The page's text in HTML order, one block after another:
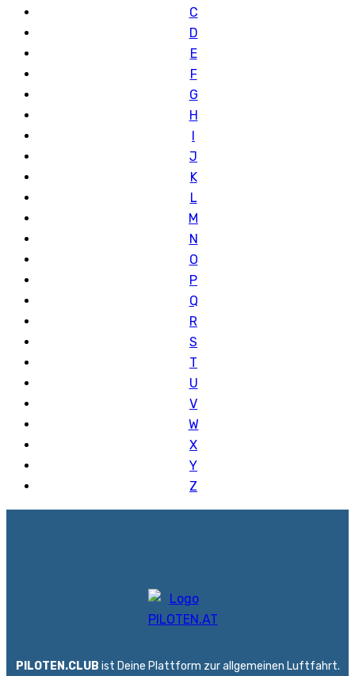
C
D
E
F
G
H
I
J
K
L
M
N
O
P
Q
R
S
T
U
V
W
X
Y
Z
PILOTEN.CLUB ist Deine Plattform zur allgemeinen Luftfahrt.